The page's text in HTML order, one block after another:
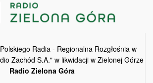
Radia - Regionalna Rozgłośnia w
Zachód S.A." w likwidacji w Zielonej Górze
Radio Zielona Góra